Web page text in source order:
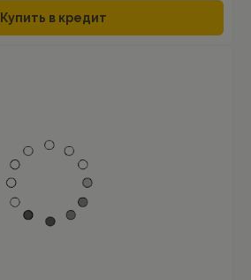
Купить в кредит